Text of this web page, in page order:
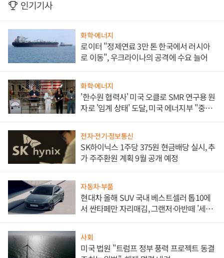
인기기사
화학·에너지
로이터 "정제연료 3만 톤 한국에서 러시아
로 이동", 우크라이나의 공격에 수요 늘어
화학·에너지
'한수원 협력사' 미국 오클로 SMR 연구용 원
자로 '임계 상태' 도달, 미국 에너지부 "중요
전자·전기·정보통신
SK하이닉스 1주당 375원 현금배당 실시, 추
가 주주환원 계획 9월 공개 예정
자동차·부품
현대차 올해 SUV 국내 베스트셀러 톱10에
서 싼타페만 자리매김, 그랜저·아반떼 '세단
사회
미국 법원 "트럼프 정부 풍력 프로젝트 동결